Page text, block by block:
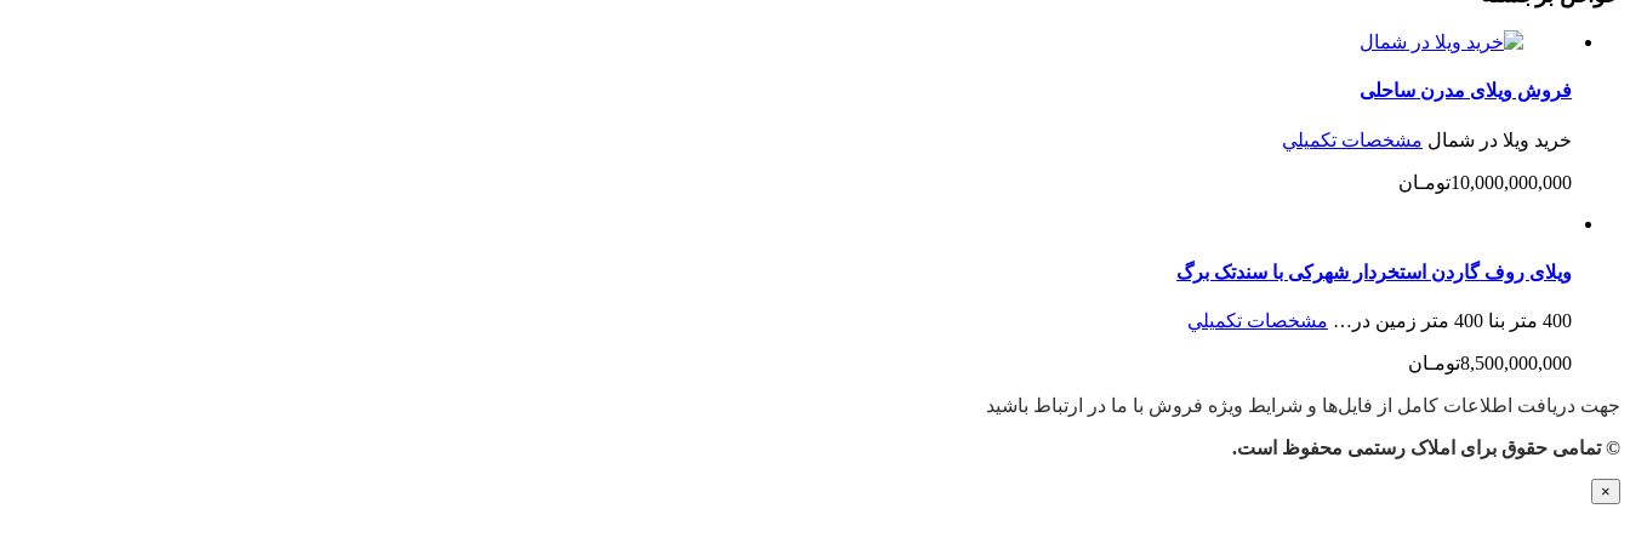
فروش ویلای مدرن ساحلی
خرید ویلا در شمال مشخصات تكميلي
10,000,000,000تومـان
ویلای روف گاردن استخردار شهرکی با سندتک برگ
400 متر بنا 400 متر زمین در… مشخصات تكميلي
8,500,000,000تومـان
جهت دریافت اطلاعات کامل از فایل‌ها و شرایط ویژه فروش با ما در ارتباط باشید
© تمامی حقوق برای املاک رستمی محفوظ است.
×